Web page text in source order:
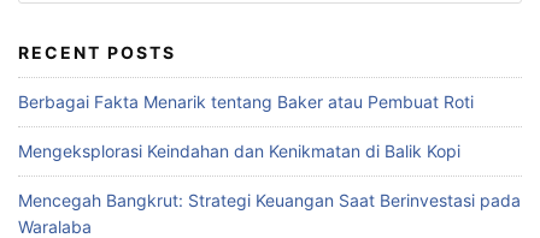
RECENT POSTS
Berbagai Fakta Menarik tentang Baker atau Pembuat Roti
Mengeksplorasi Keindahan dan Kenikmatan di Balik Kopi
Mencegah Bangkrut: Strategi Keuangan Saat Berinvestasi pada
Waralaba